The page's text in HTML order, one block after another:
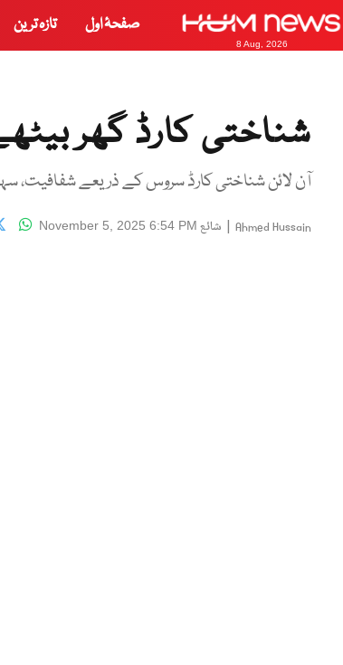
8 Aug, 2026
صفحۂ اول تازہ ترین
شناختی کارڈ گھر
آن لائن شناختی کارڈ سروس کے ذریعے شفافیت،
Ahmed Hussain
| شائع November 5, 2025 6:54 PM